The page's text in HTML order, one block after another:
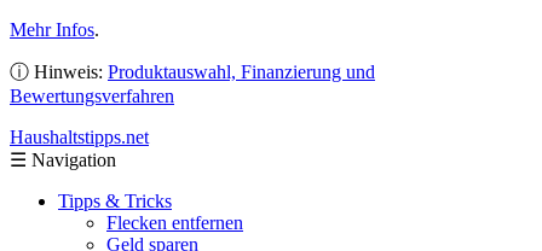
Mehr Infos.
ⓘ Hinweis: Produktauswahl, Finanzierung und
Bewertungsverfahren
Haushaltstipps.net
☰ Navigation
Tipps & Tricks
Flecken entfernen
Geld sparen